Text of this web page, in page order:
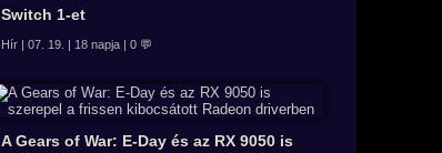
Switch 1-et
Hír | 07. 19. | 18 napja | 0 💬
A Gears of War: E-Day és az RX 9050 is